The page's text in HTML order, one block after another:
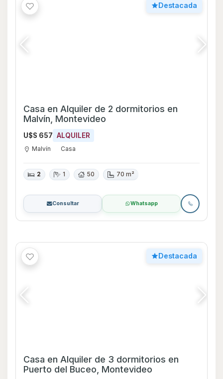
Destacada
Casa en Alquiler de 2 dormitorios en
Malvín, Montevideo
U$S 657 ALQUILER
Malvín Casa
2 1 50 70 m²
Consultar Whatsapp
Destacada
Casa en Alquiler de 3 dormitorios en
Puerto del Buceo, Montevideo